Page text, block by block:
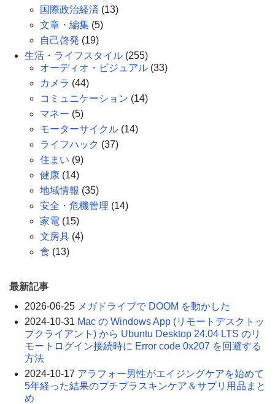
国際政治経済 (13)
文章・編集 (5)
自己啓発 (19)
生活・ライフスタイル (255)
オーディオ・ビジュアル (33)
カメラ (44)
コミュニケーション (14)
マネー (5)
モーターサイクル (14)
ライフハック (37)
住まい (9)
健康 (14)
地域情報 (35)
安全・危機管理 (14)
家電 (15)
文房具 (4)
食 (13)
最新記事
2026-06-25 メガドライブで DOOM を動かした
2024-10-31 Mac の Windows App (リモートデスクトッ
プクライアント) から Ubuntu Desktop 24.04 LTS のリ
モートログイン接続時に Error code 0x207 を回避する
方法
2024-10-17 アラフォー男性がエイジングケアを始めて
5年経った結果のプチプラスキンケア＆サプリ用品まと
め